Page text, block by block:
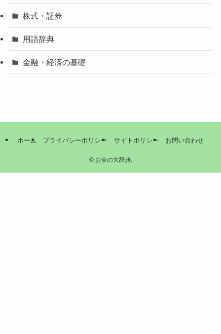
株式・証券
用語辞典
金融・経済の基礎
ホーム プライバシーポリシー サイトポリシー お問い合わせ
©お金の大辞典.